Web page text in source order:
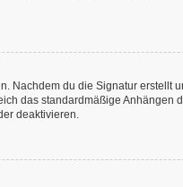
Nachdem du die Signatur erstellt
das standardmäßige Anhängen
deaktivieren.